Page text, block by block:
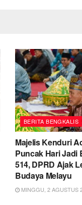
BERITA BENGKALIS
Majelis Kenduri
Puncak Hari Jadi
514, DPRD Ajak
Budaya Melayu
MINGGU, 2 AGUSTUS